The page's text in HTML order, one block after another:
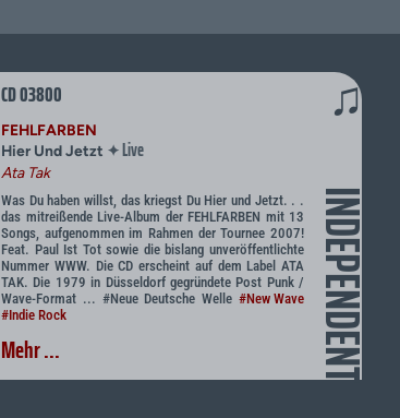
CD 03800 ♫
INDEPENDENT
FEHLFARBEN
Hier Und Jetzt ✦Live
Ata Tak
Was Du haben willst, das kriegst Du Hier und Jetzt. . .
das mitreißende Live-Album der FEHLFARBEN mit 13
Songs, aufgenommen im Rahmen der Tournee 2007!
Feat. Paul Ist Tot sowie die bislang unveröffentlichte
Nummer WWW. Die CD erscheint auf dem Label ATA
TAK. Die 1979 in Düsseldorf gegründete Post Punk /
Wave-Format ... #Neue Deutsche Welle #New Wave
#Indie Rock
Mehr ...